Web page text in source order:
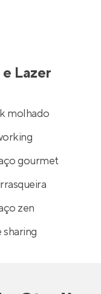
Lazer
molhado
gourmet
zen
sharing